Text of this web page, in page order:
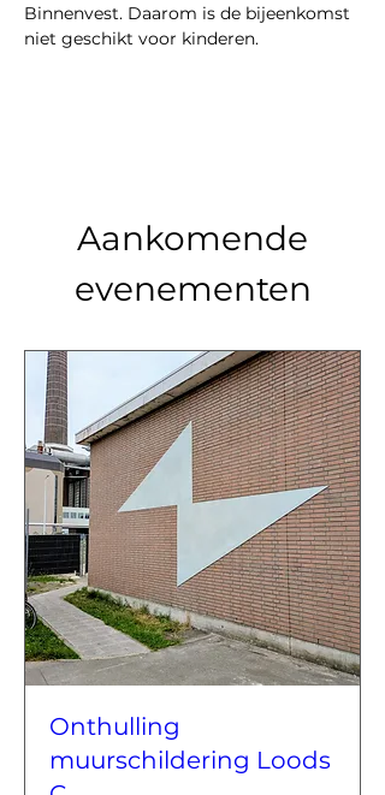
Binnenvest. Daarom is de bijeenkomst
niet geschikt voor kinderen.
Aankomende
evenementen
Onthulling
muurschildering Loods